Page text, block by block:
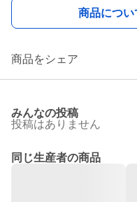
商品につ
商品をシェア
みんなの投稿
投稿はありません
同じ生産者の商品